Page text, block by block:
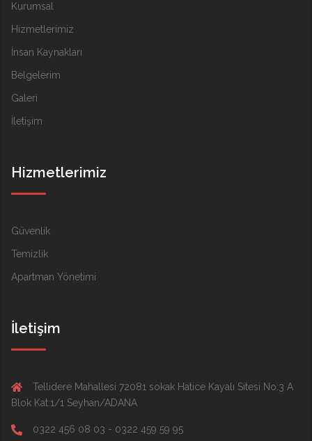
Kurumsal
Hizmetlerimiz
İnsan Kaynakları
Belgelerim
Galeri
İletişim
Hizmetlerimiz
Güvenlik
Temizlik
Apartman Yönetimi
İletişim
Tellidere Mahallesi 72081 sokak Hatice Kayalı Sitesi No:3 A
Blok Kat:1/1 Seyhan/ADANA
0322 456 08 03 - 0322 459 59 95